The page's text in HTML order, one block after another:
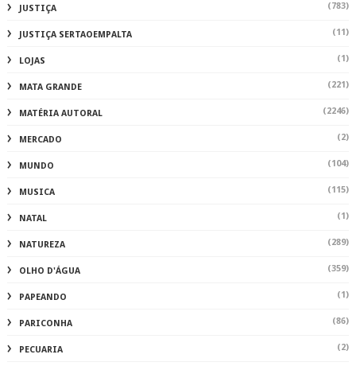
JUSTIÇA (783)
JUSTIÇA SERTAOEMPALTA (11)
LOJAS (1)
MATA GRANDE (221)
MATÉRIA AUTORAL (2246)
MERCADO (2)
MUNDO (104)
MUSICA (115)
NATAL (1)
NATUREZA (289)
OLHO D'ÁGUA (359)
PAPEANDO (1)
PARICONHA (86)
PECUARIA (2)